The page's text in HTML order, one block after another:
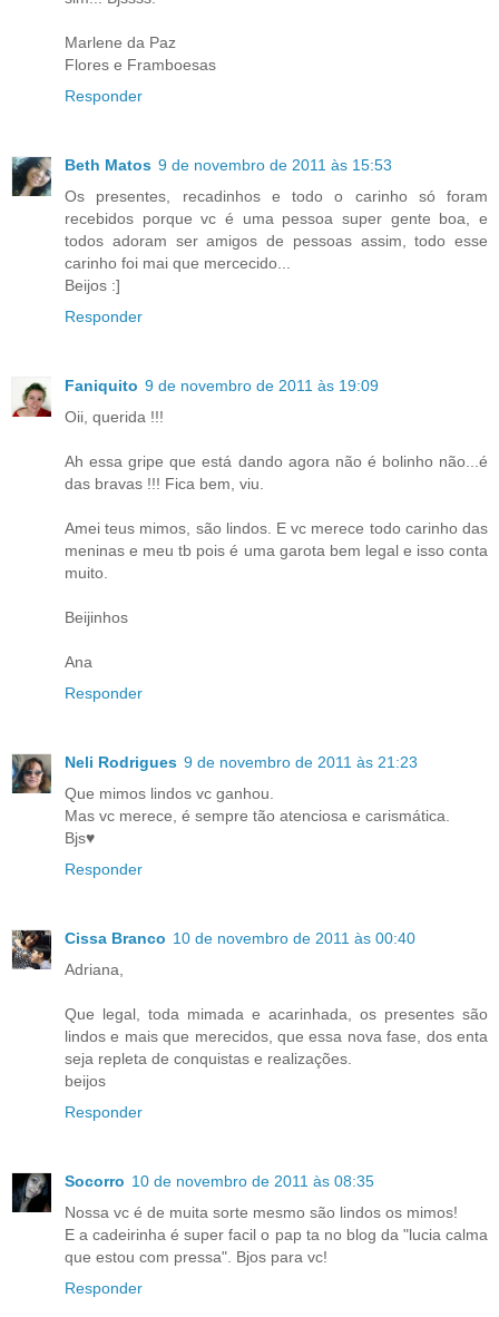
Marlene da Paz
Flores e Framboesas
Responder
Beth Matos 9 de novembro de 2011 às 15:53
Os presentes, recadinhos e todo o carinho só foram
recebidos porque vc é uma pessoa super gente boa, e
todos adoram ser amigos de pessoas assim, todo esse
carinho foi mai que mercecido...
Beijos :]
Responder
Faniquito 9 de novembro de 2011 às 19:09
Oii, querida !!!
Ah essa gripe que está dando agora não é bolinho não...é
das bravas !!! Fica bem, viu.
Amei teus mimos, são lindos. E vc merece todo carinho das
meninas e meu tb pois é uma garota bem legal e isso conta
muito.
Beijinhos
Ana
Responder
Neli Rodrigues 9 de novembro de 2011 às 21:23
Que mimos lindos vc ganhou.
Mas vc merece, é sempre tão atenciosa e carismática.
Bjs♥
Responder
Cissa Branco 10 de novembro de 2011 às 00:40
Adriana,
Que legal, toda mimada e acarinhada, os presentes são
lindos e mais que merecidos, que essa nova fase, dos enta
seja repleta de conquistas e realizações.
beijos
Responder
Socorro 10 de novembro de 2011 às 08:35
Nossa vc é de muita sorte mesmo são lindos os mimos!
E a cadeirinha é super facil o pap ta no blog da "lucia calma
que estou com pressa". Bjos para vc!
Responder